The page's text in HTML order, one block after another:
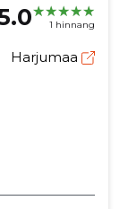
1 hinnang
Harjumaa